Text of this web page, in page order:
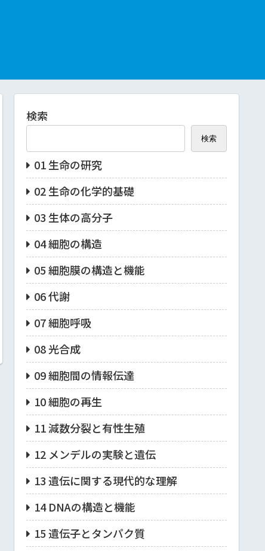
検索
検索
01 生命の研究
02 生命の化学的基礎
03 生体の高分子
04 細胞の構造
05 細胞膜の構造と機能
06 代謝
07 細胞呼吸
08 光合成
09 細胞間の情報伝達
10 細胞の再生
11 減数分裂と有性生殖
12 メンデルの実験と遺伝
13 遺伝に関する現代的な理解
14 DNAの構造と機能
15 遺伝子とタンパク質